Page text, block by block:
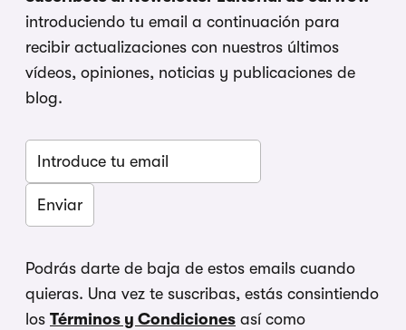
introduciendo tu email a continuación para
recibir actualizaciones con nuestros últimos
vídeos, opiniones, noticias y publicaciones de
blog.
Podrás darte de baja de estos emails cuando
quieras. Una vez te suscribas, estás consintiendo
los Términos y Condiciones así como